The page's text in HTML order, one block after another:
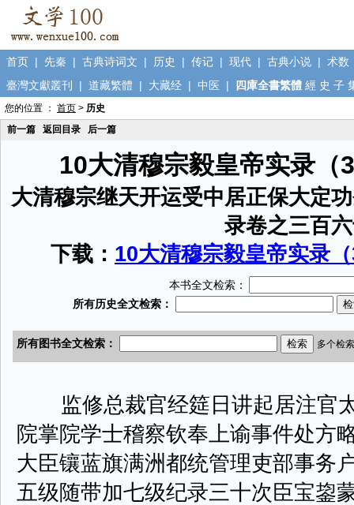
首页 | 先秦 | 古典诗词文 | 历史 | 传记 | 现代 | 古典小说 | 术数
臺灣文獻叢刊
| 道藏繁體 | 大藏经 | 中医 | 四庫全書繁體 經 史 子
您的位置 ： 首页 > 历史
前一篇
返回目录 后一篇
10大清穆宗毅皇帝实录（
大清穆宗继天开运受中居正保大定
录卷之三百
下载： 10大清穆宗毅皇帝实录
本书全文检索：
监修总裁官经筵日讲起居注官
院掌院学士稽察钦奉上谕事件处方
大臣镶蓝旗满洲都统管理吏部事务
五级随带加七级纪录三十次臣宝鋆